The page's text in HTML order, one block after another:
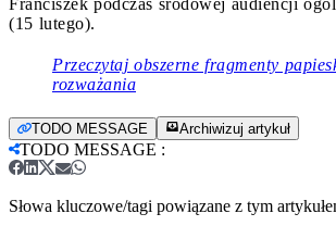
(15 lutego).
Przeczytaj obszerne fragmenty
rozważania
TODO MESSAGE Archiwizuj artykuł
TODO MESSAGE :
Słowa kluczowe/tagi powiązane z tym